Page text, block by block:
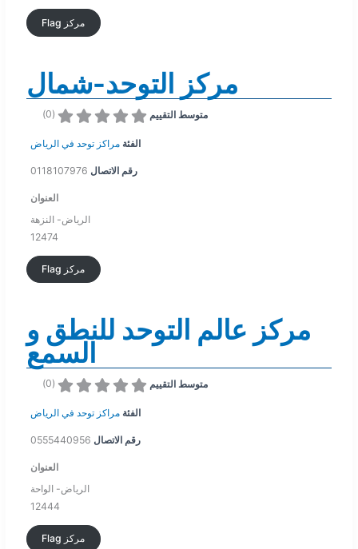
Flag مركز
مركز التوحد-شمال
متوسط التقييم (
0
)
الفئة مراكز توحد في الرياض
رقم الاتصال 0118107976
العنوان
الرياض- النزهة
12474
Flag مركز
مركز عالم التوحد للنطق و
السمع
متوسط التقييم (
0
)
الفئة مراكز توحد في الرياض
رقم الاتصال 0555440956
العنوان
الرياض- الواحة
12444
Flag مركز